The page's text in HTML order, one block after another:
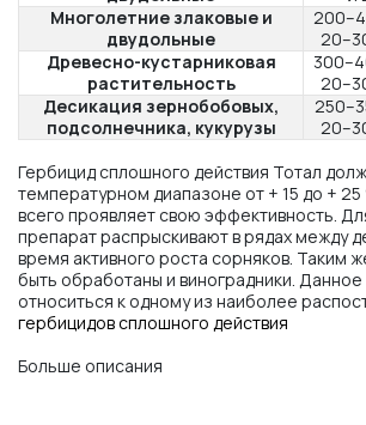
Многолетние злаковые и
двудольные
Древесно-кустарниковая
растительность
Десикация зернобобовых,
подсолнечника, кукурузы
Гербицид сплошного действия Тотал
температурном диапазоне от + 15 до +
всего проявляет свою эффективность.
препарат распрыскивают в рядах между
время активного роста сорняков. Таким
быть обработаны и виноградники. Данное
относиться к одному из наиболее
гербицидов сплошного действия
Больше описания